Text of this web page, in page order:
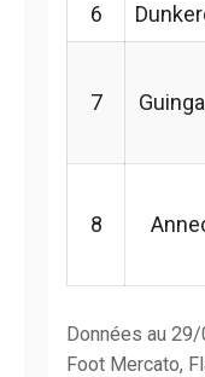
6
7
8
Données au
Foot Mercato,